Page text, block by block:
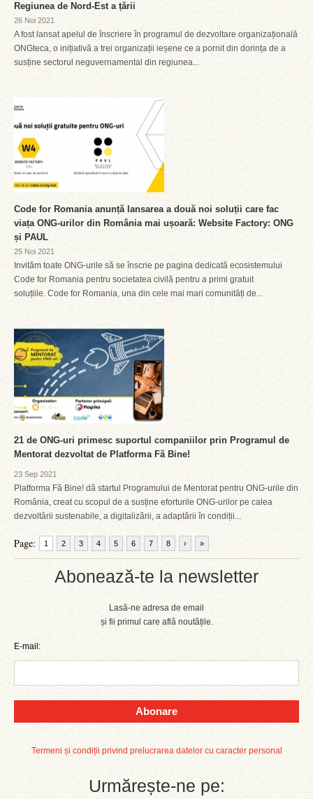
Abonează-te la newsletter
Lasă-ne adresa de email
și fii primul care află noutățile.
E-mail:
Abonare
Termeni și condiții privind prelucrarea datelor cu caracter personal
Urmărește-ne pe:
Regiunea de Nord-Est a țării
26 Noi 2021
A fost lansat apelul de înscriere în programul de dezvoltare organizațională
ONGteca, o inițiativă a trei organizații ieșene ce a pornit din dorința de a
susține sectorul neguvernamental din regiunea...
Code for Romania anunță lansarea a două noi soluții care fac
viața ONG-urilor din România mai ușoară: Website Factory: ONG
și PAUL
25 Noi 2021
Invităm toate ONG-urile să se înscrie pe pagina dedicată ecosistemului
Code for Romania pentru societatea civilă pentru a primi gratuit
soluțiile. Code for Romania, una din cele mai mari comunități de...
21 de ONG-uri primesc suportul companiilor prin Programul de
Mentorat dezvoltat de Platforma Fă Bine!
23 Sep 2021
Platforma Fă Bine! dă startul Programului de Mentorat pentru ONG-urile din
România, creat cu scopul de a susține eforturile ONG-urilor pe calea
dezvoltării sustenabile, a digitalizării, a adaptării în condiții...
Page: 1 2 3 4 5 6 7 8 › »